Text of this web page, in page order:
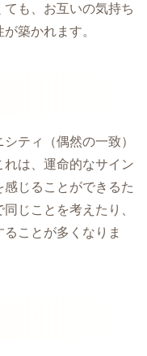
も、お互いの気持ち
築かれます。
ティ（偶然の一致）
は、運命的なサイン
じることができるた
じことを考えたり、
ことが多くなりま